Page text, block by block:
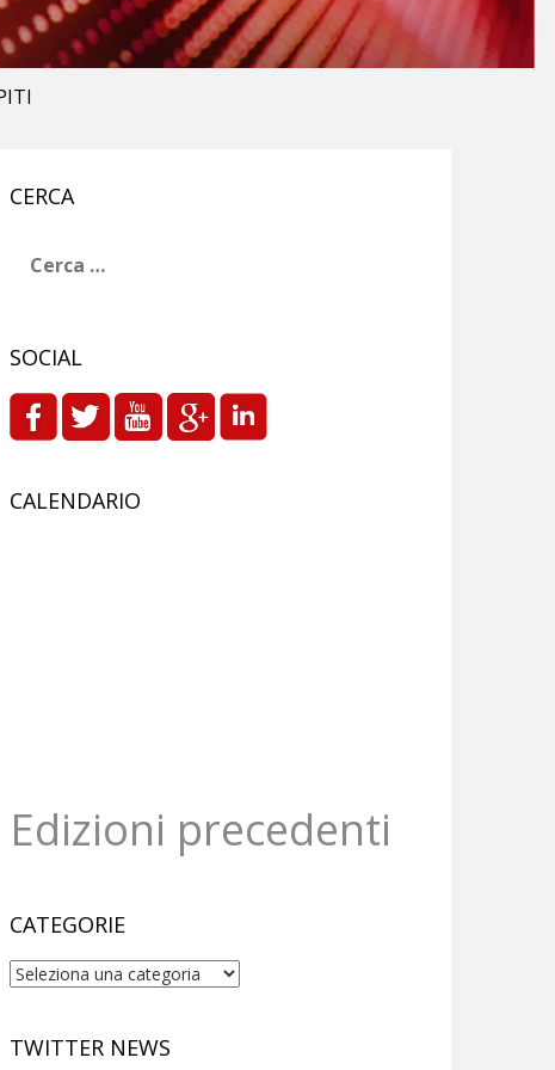
CERCA
per:
SOCIAL
CALENDARIO
Edizioni precedenti
CATEGORIE
Categorie
TWITTER NEWS